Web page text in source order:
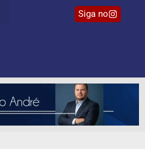
Siga no